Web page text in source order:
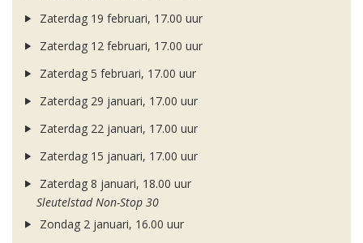
Zaterdag 19 februari, 17.00 uur
Zaterdag 12 februari, 17.00 uur
Zaterdag 5 februari, 17.00 uur
Zaterdag 29 januari, 17.00 uur
Zaterdag 22 januari, 17.00 uur
Zaterdag 15 januari, 17.00 uur
Zaterdag 8 januari, 18.00 uur
Sleutelstad Non-Stop 30
Zondag 2 januari, 16.00 uur